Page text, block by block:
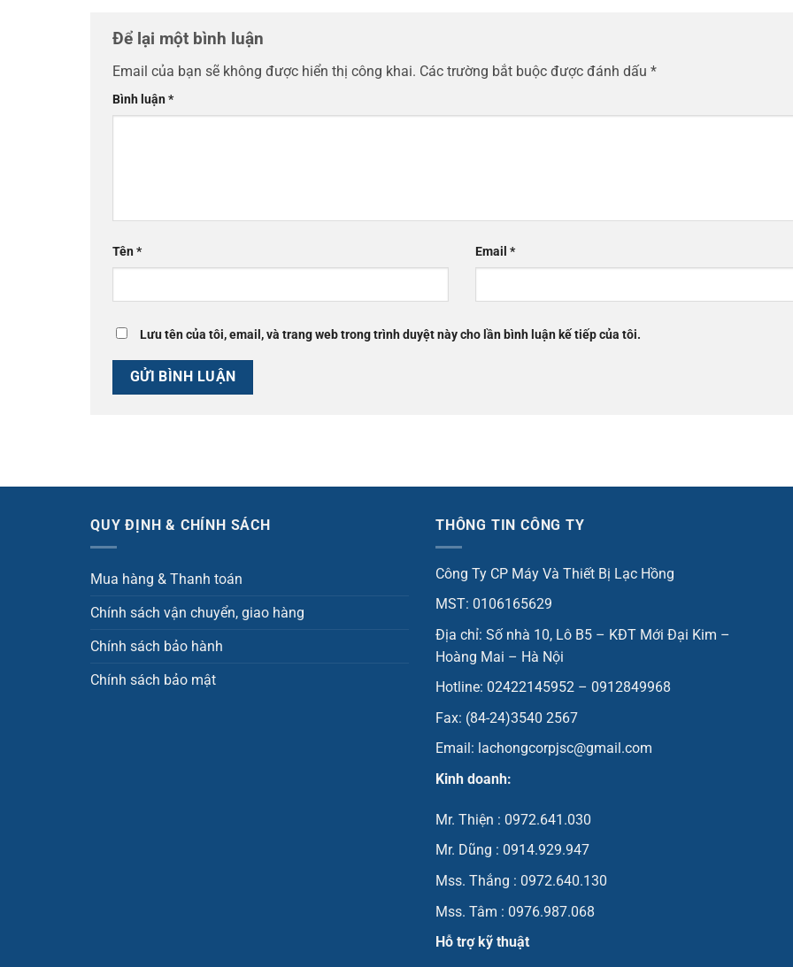
Để lại một bình luận
Email của bạn sẽ không được hiển thị công khai. Các trường bắt buộc được đánh dấu *
Bình luận*
Tên* Email *
Lưu tên của tôi, email, và trang web trong trình duyệt này cho lần bình luận kế tiếp của tôi.
QUY ĐỊNH & CHÍNH SÁCH
Mua hàng & Thanh toán
Chính sách vận chuyển, giao hàng
Chính sách bảo hành
Chính sách bảo mật
THÔNG TIN CÔNG TY
Công Ty CP Máy Và Thiết Bị Lạc Hồng
MST: 0106165629
Địa chỉ: Số nhà 10, Lô B5 – KĐT Mới Đại Kim –
Hoàng Mai – Hà Nội
Hotline: 02422145952 – 0912849968
Fax: (84-24)3540 2567
Email: lachongcorpjsc@gmail.com
Kinh doanh:
Mr. Thiện : 0972.641.030
Mr. Dũng : 0914.929.947
Mss. Thắng : 0972.640.130
Mss. Tâm : 0976.987.068
Hỗ trợ kỹ thuật